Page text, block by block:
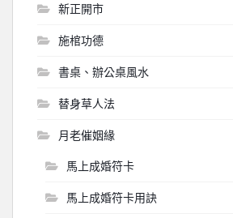
新正開市
施棺功德
書桌、辦公桌風水
替身草人法
月老催姻緣
馬上成婚符卡
馬上成婚符卡用訣